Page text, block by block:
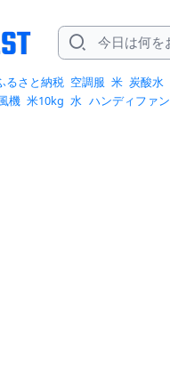
るさと納税 空調服 米 炭酸水
機 米10kg 水 ハンディファン